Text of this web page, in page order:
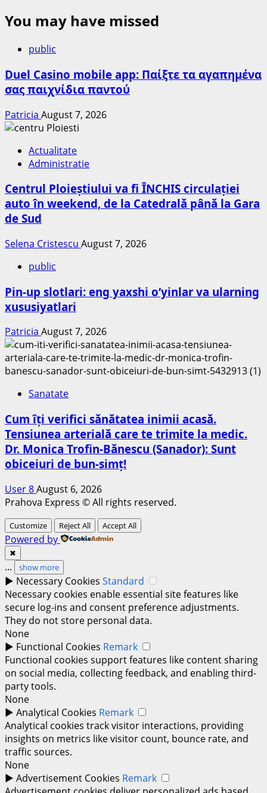
You may have missed
public
Duel Casino mobile app: Παίξτε τα αγαπημένα
σας παιχνίδια παντού
Patricia August 7, 2026
Actualitate
Administratie
Centrul Ploieștiului va fi ÎNCHIS circulației
auto în weekend, de la Catedrală până la Gara
de Sud
Selena Cristescu August 7, 2026
public
Pin-up slotlari: eng yaxshi o‘yinlar va ularning
xususiyatlari
Patricia August 7, 2026
Sanatate
Cum îți verifici sănătatea inimii acasă.
Tensiunea arterială care te trimite la medic.
Dr. Monica Trofin-Bănescu (Sanador): Sunt
obiceiuri de bun-simț!
User 8August 6, 2026
Prahova Express © All rights reserved.
Customize Reject All Accept All
Powered by
✖
... show more
► Necessary Cookies Standard
Necessary cookies enable essential site features like
secure log-ins and consent preference adjustments.
They do not store personal data.
None
► Functional Cookies Remark
Functional cookies support features like content sharing
on social media, collecting feedback, and enabling third-
party tools.
None
► Analytical Cookies Remark
Analytical cookies track visitor interactions, providing
insights on metrics like visitor count, bounce rate, and
traffic sources.
None
► Advertisement Cookies Remark